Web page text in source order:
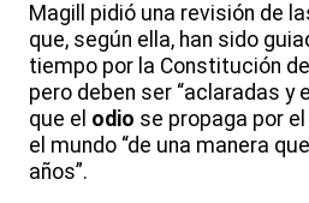
Magill pidió una revisión de
que, según ella, han sido
tiempo por la Constitución
pero deben ser “aclaradas y
que el odio se propaga por
el mundo “de una manera
años”.